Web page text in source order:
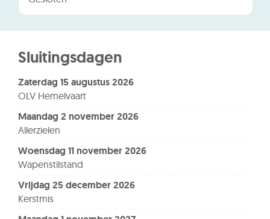
Sluitingsdagen
zaterdag 15 augustus 2026
OLV Hemelvaart
maandag 2 november 2026
Allerzielen
woensdag 11 november 2026
Wapenstilstand
vrijdag 25 december 2026
Kerstmis